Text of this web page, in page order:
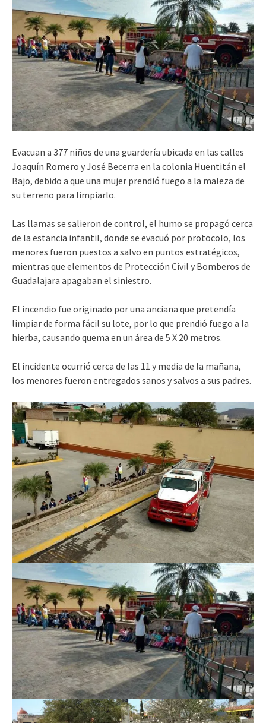
Evacuan a 377 niños de una guardería ubicada en las calles
Joaquín Romero y José Becerra en la colonia Huentitán el
Bajo, debido a que una mujer prendió fuego a la maleza de
su terreno para limpiarlo.
Las llamas se salieron de control, el humo se propagó cerca
de la estancia infantil, donde se evacuó por protocolo, los
menores fueron puestos a salvo en puntos estratégicos,
mientras que elementos de Protección Civil y Bomberos de
Guadalajara apagaban el siniestro.
El incendio fue originado por una anciana que pretendía
limpiar de forma fácil su lote, por lo que prendió fuego a la
hierba, causando quema en un área de 5 X 20 metros.
El incidente ocurrió cerca de las 11 y media de la mañana,
los menores fueron entregados sanos y salvos a sus padres.